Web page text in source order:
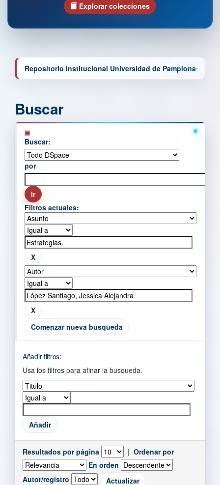
Explorar colecciones
Repositorio Institucional Universidad de Pamplona
Buscar
Buscar:
por
Filtros actuales:
Comenzar nueva busqueda
Añadir filtros:
Usa los filtros para afinar la busqueda.
Resultados por página | Ordenar por
En orden
Autor/registro